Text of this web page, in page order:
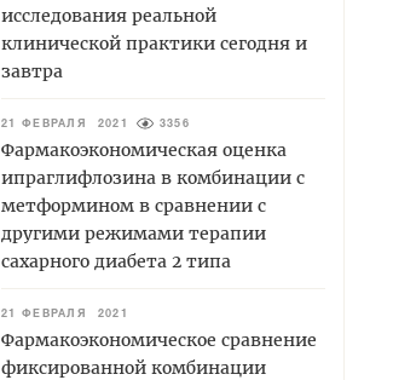
исследования реальной
клинической практики сегодня и
завтра
21 ФЕВРАЛЯ 2021 3356
Фармакоэкономическая оценка
ипраглифлозина в комбинации с
метформином в сравнении с
другими режимами терапии
сахарного диабета 2 типа
21 ФЕВРАЛЯ 2021
Фармакоэкономическое сравнение
фиксированной комбинации